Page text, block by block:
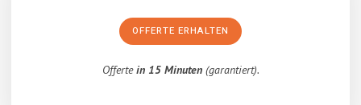
OFFERTE ERHALTEN
Offertein 15 Minuten(garantiert).